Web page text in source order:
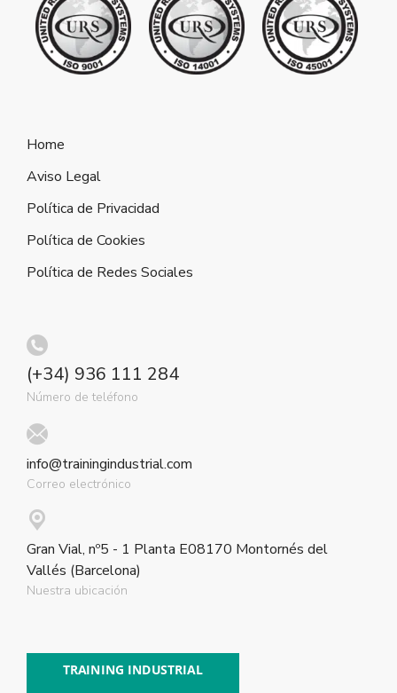
Home
Aviso Legal
Política de Privacidad
Política de Cookies
Política de Redes Sociales
(+34) 936 111 284
Número de teléfono
info@trainingindustrial.com
Correo electrónico
Gran Vial, nº5 - 1 Planta E08170 Montornés del
Vallés (Barcelona)
Nuestra ubicación